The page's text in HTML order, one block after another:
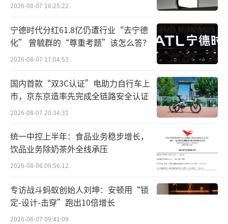
在这期间，信阳市茶叶协会曾向金星啤酒
发送《关于调整授权有效期的函》。其中提
到，按照市场监管部门关于加强信阳毛尖证明
商标市场监管的安排，信阳市茶叶协会2024年9
月3日《关于授权郑州金星啤酒有限公司使用信
阳毛尖证明商标表示的函》有效期调整至2024
年12月31日。
而在今年9月3日，金星啤酒获得信阳市茶
叶协会授权，得以使用信阳毛尖证明商标标
识。授权使用时间为2024年9月3日至2025年9
月2日。
12月16日，河南省信阳市市场监督管理局
2026-08-07 16:25:22
宁德时代分红61.8亿仍遭行业“去宁德
化” 曾毓群的“尊重考题”该怎么答？
2026-08-07 17:04:53
国内首款“双3C认证”电助力自行车上
市，京东京造率先完成全链路安全认证
2026-08-07 20:34:31
统一中控上半年：食品业务稳步增长，
饮品业务除奶茶外全线承压
2026-08-06 09:56:12
专访战斗蚂蚁创始人刘坤：安顿用“锁
定-设计-击穿”跑出10倍增长
2026-08-07 09:41:09